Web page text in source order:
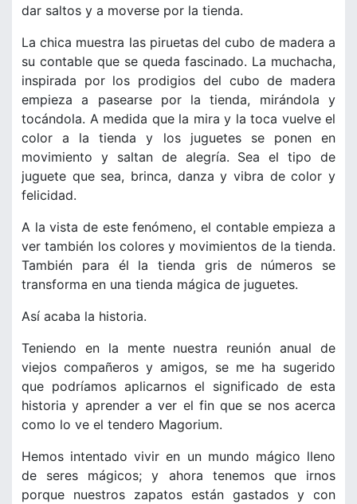
dar saltos y a moverse por la tienda.
La chica muestra las piruetas del cubo de madera a
su contable que se queda fascinado. La muchacha,
inspirada por los prodigios del cubo de madera
empieza a pasearse por la tienda, mirándola y
tocándola. A medida que la mira y la toca vuelve el
color a la tienda y los juguetes se ponen en
movimiento y saltan de alegría. Sea el tipo de
juguete que sea, brinca, danza y vibra de color y
felicidad.
A la vista de este fenómeno, el contable empieza a
ver también los colores y movimientos de la tienda.
También para él la tienda gris de números se
transforma en una tienda mágica de juguetes.
Así acaba la historia.
Teniendo en la mente nuestra reunión anual de
viejos compañeros y amigos, se me ha sugerido
que podríamos aplicarnos el significado de esta
historia y aprender a ver el fin que se nos acerca
como lo ve el tendero Magorium.
Hemos intentado vivir en un mundo mágico lleno
de seres mágicos; y ahora tenemos que irnos
porque nuestros zapatos están gastados y con